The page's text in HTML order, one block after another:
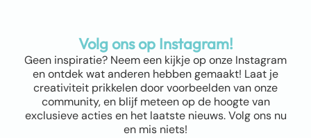
Volg ons op Instagram!
Geen inspiratie? Neem een kijkje op onze Instagram
en ontdek wat anderen hebben gemaakt! Laat je
creativiteit prikkelen door voorbeelden van onze
community, en blijf meteen op de hoogte van
exclusieve acties en het laatste nieuws. Volg ons nu
en mis niets!